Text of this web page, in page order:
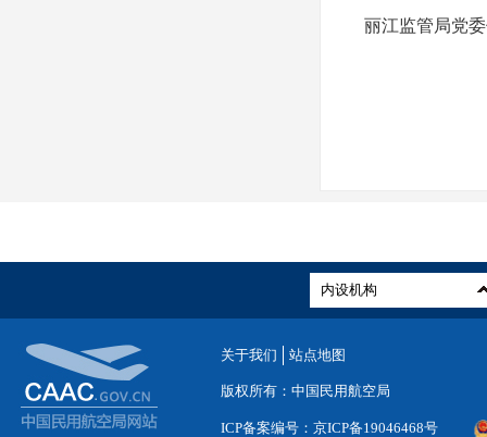
丽江监管局党
关于我们 站点地图
版权所有：中国民用航空局
ICP备案编号：京ICP备19046468号